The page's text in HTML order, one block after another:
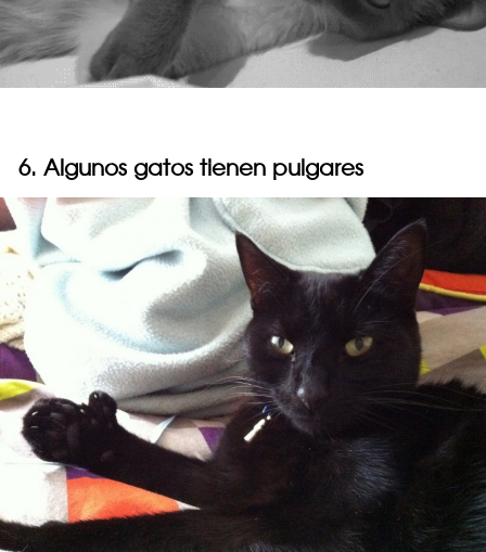
6. Algunos gatos tienen pulgares